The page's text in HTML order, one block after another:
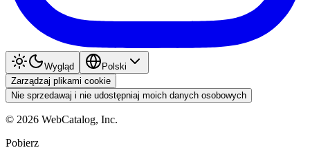
Wygląd
Polski
Zarządzaj plikami cookie
Nie sprzedawaj i nie udostępniaj moich danych osobowych
© 2026 WebCatalog, Inc.
Pobierz